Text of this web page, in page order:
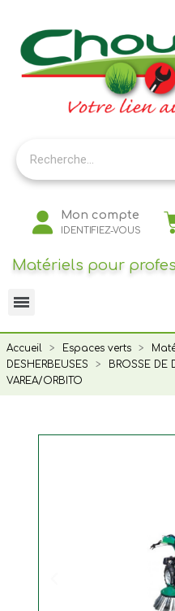
Mon compte
IDENTIFIEZ-VOUS
Matériels pour
Accueil Espaces verts
DESHERBEUSES
BROSSE DE
VAREA/ORBITO